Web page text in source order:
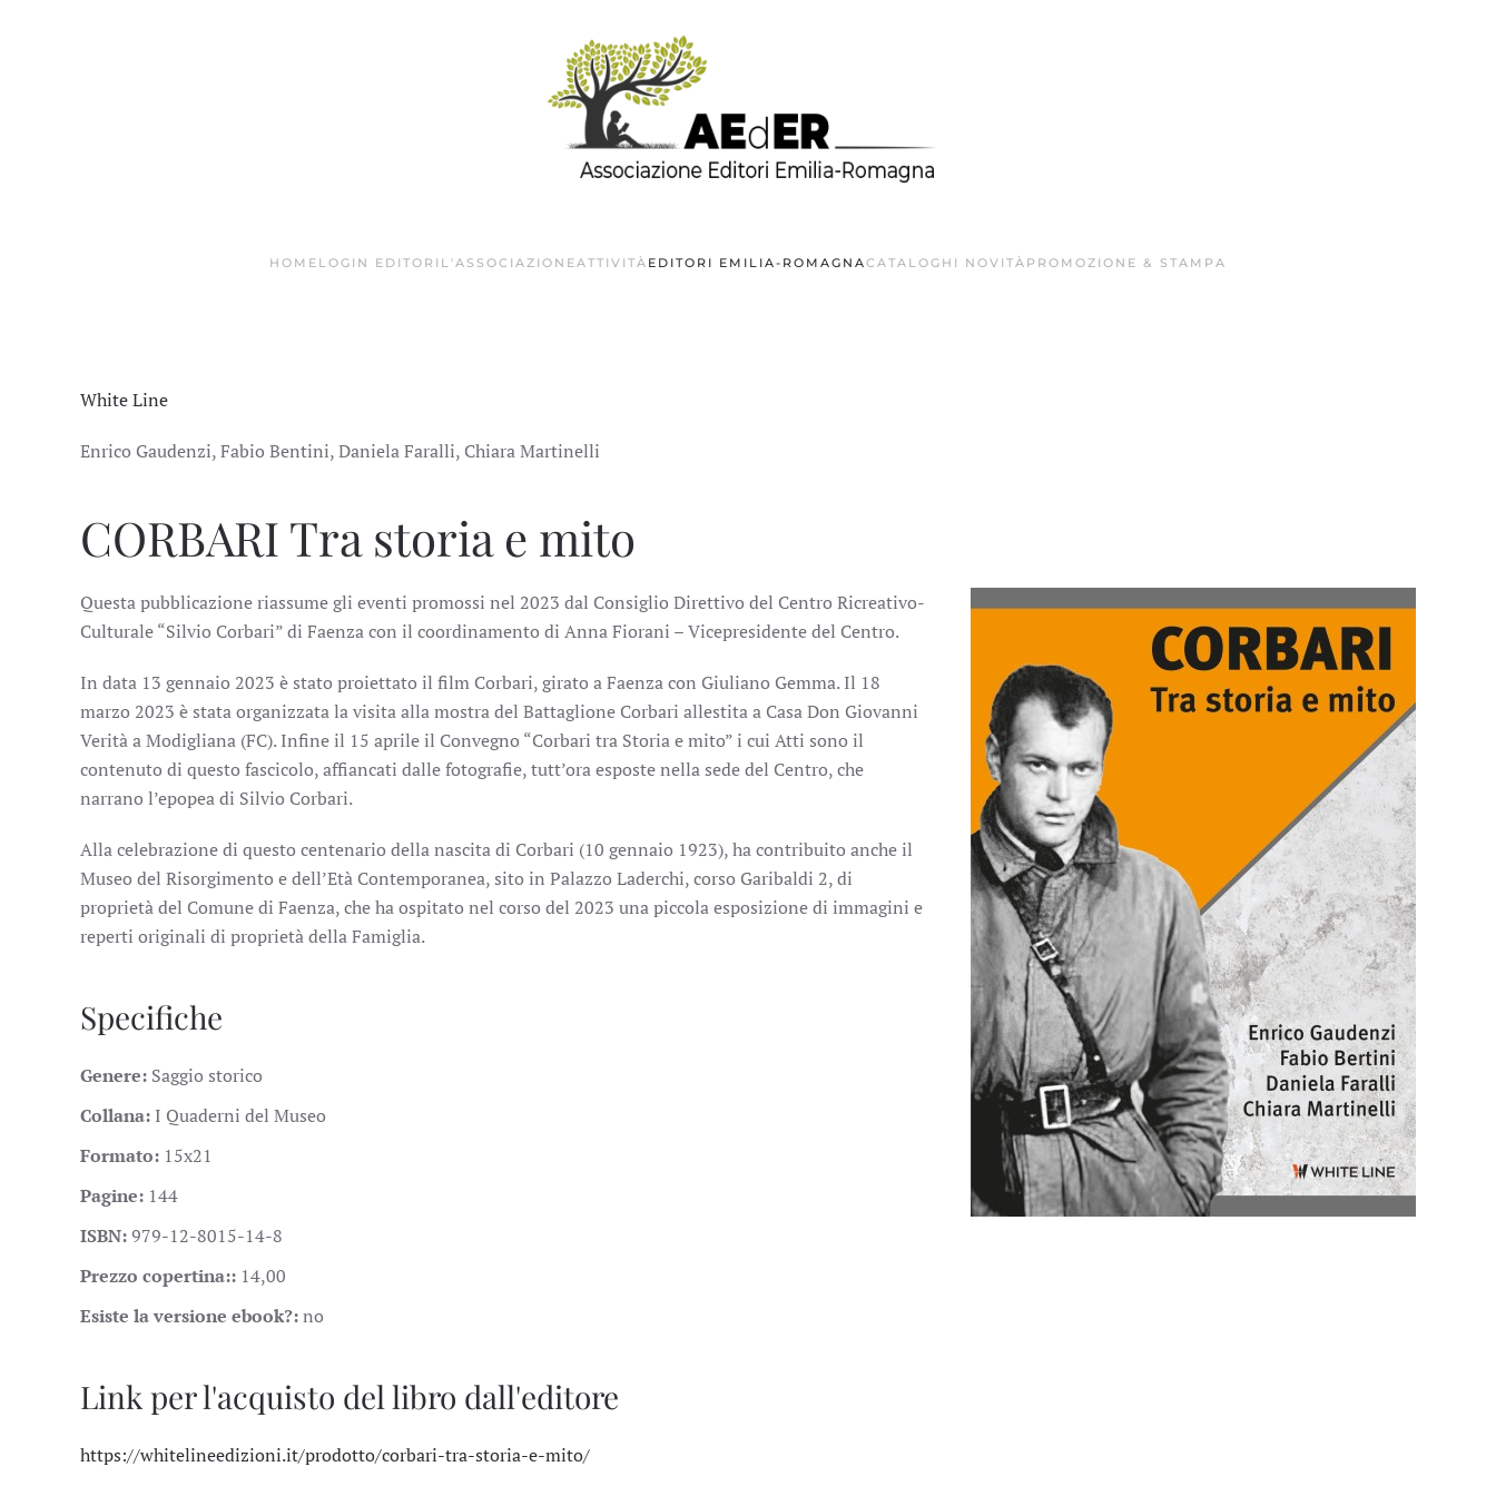
HOME LOGIN EDITORI L'ASSOCIAZIONEATTIVITÀ EDITORI EMILIA-ROMAGNACATALOGHI NOVITÀ PROMOZIONE & STAMPA
White Line
Enrico Gaudenzi, Fabio Bentini, Daniela Faralli, Chiara Martinelli
CORBARITra storia e mito
Questa pubblicazione riassume gli eventi promossi nel 2023 dal Consiglio Direttivo del Centro Ricreativo-
Culturale “Silvio Corbari” di Faenza con il coordinamento di Anna Fiorani – Vicepresidente del Centro.
In data 13 gennaio 2023 è stato proiettato il film Corbari, girato a Faenza con Giuliano Gemma. Il 18
marzo 2023 è stata organizzata la visita alla mostra del Battaglione Corbari allestita a Casa Don Giovanni
Verità a Modigliana (FC). Infine il 15 aprile il Convegno “Corbari tra Storia e mito” i cui Atti sono il
contenuto di questo fascicolo, affiancati dalle fotografie, tutt’ora esposte nella sede del Centro, che
narrano l’epopea di Silvio Corbari.
Alla celebrazione di questo centenario della nascita di Corbari (10 gennaio 1923), ha contribuito anche il
Museo del Risorgimento e dell’Età Contemporanea, sito in Palazzo Laderchi, corso Garibaldi 2, di
proprietà del Comune di Faenza, che ha ospitato nel corso del 2023 una piccola esposizione di immagini e
reperti originali di proprietà della Famiglia.
Specifiche
Genere: Saggio storico
Collana: I Quaderni del Museo
Formato: 15x21
Pagine: 144
ISBN:979-12-8015-14-8
Prezzo copertina:: 14,00
Esiste la versione ebook?:no
Link per l'acquisto del libro dall'editore
https://whitelineedizioni.it/prodotto/corbari-tra-storia-e-mito/